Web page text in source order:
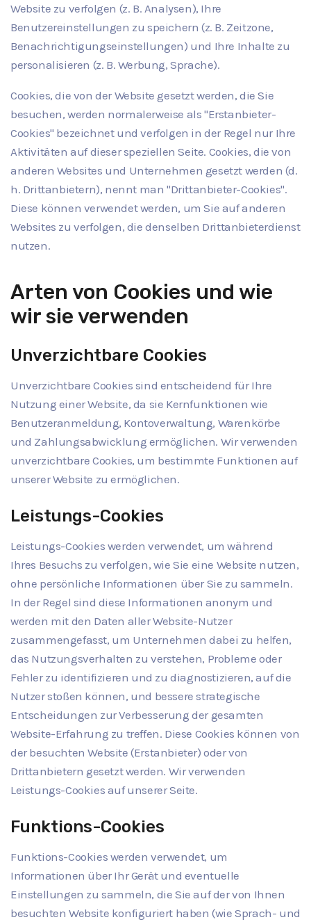
Website zu verfolgen (z. B. Analysen), Ihre
Benutzereinstellungen zu speichern (z. B. Zeitzone,
Benachrichtigungseinstellungen) und Ihre Inhalte zu
personalisieren (z. B. Werbung, Sprache).
Cookies, die von der Website gesetzt werden, die Sie
besuchen, werden normalerweise als "Erstanbieter-
Cookies" bezeichnet und verfolgen in der Regel nur Ihre
Aktivitäten auf dieser speziellen Seite. Cookies, die von
anderen Websites und Unternehmen gesetzt werden (d.
h. Drittanbietern), nennt man "Drittanbieter-Cookies".
Diese können verwendet werden, um Sie auf anderen
Websites zu verfolgen, die denselben Drittanbieterdienst
nutzen.
Arten von Cookies und wie
wir sie verwenden
Unverzichtbare Cookies
Unverzichtbare Cookies sind entscheidend für Ihre
Nutzung einer Website, da sie Kernfunktionen wie
Benutzeranmeldung, Kontoverwaltung, Warenkörbe
und Zahlungsabwicklung ermöglichen. Wir verwenden
unverzichtbare Cookies, um bestimmte Funktionen auf
unserer Website zu ermöglichen.
Leistungs-Cookies
Leistungs-Cookies werden verwendet, um während
Ihres Besuchs zu verfolgen, wie Sie eine Website nutzen,
ohne persönliche Informationen über Sie zu sammeln.
In der Regel sind diese Informationen anonym und
werden mit den Daten aller Website-Nutzer
zusammengefasst, um Unternehmen dabei zu helfen,
das Nutzungsverhalten zu verstehen, Probleme oder
Fehler zu identifizieren und zu diagnostizieren, auf die
Nutzer stoßen können, und bessere strategische
Entscheidungen zur Verbesserung der gesamten
Website-Erfahrung zu treffen. Diese Cookies können von
der besuchten Website (Erstanbieter) oder von
Drittanbietern gesetzt werden. Wir verwenden
Leistungs-Cookies auf unserer Seite.
Funktions-Cookies
Funktions-Cookies werden verwendet, um
Informationen über Ihr Gerät und eventuelle
Einstellungen zu sammeln, die Sie auf der von Ihnen
besuchten Website konfiguriert haben (wie Sprach- und